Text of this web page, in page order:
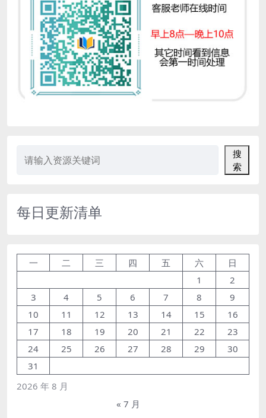
搜
索
每日更新清单
2026 年 8 月
一 二 三 四 五 六
日
1
2
3
4 5 6 7 8
9
10
11 12 13 14 15
16
17
18 19 20 21 22
23
24
25 26 27 28 29
30
31
« 7 月